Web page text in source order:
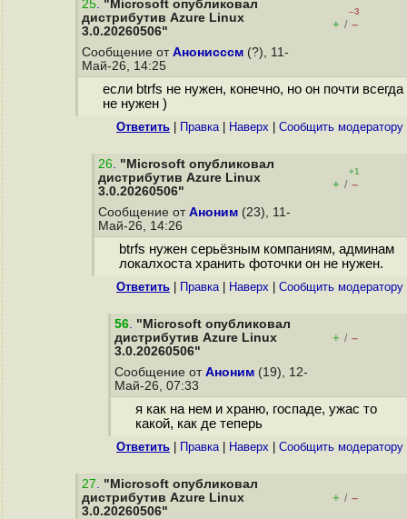
25. "Microsoft опубликовал
дистрибутив Azure Linux
3.0.20260506"
–3
+ / –
Сообщение от Анонисссм (?), 11-
Май-26, 14:25
если btrfs не нужен, конечно, но он почти всегда
не нужен )
Ответить Правка| Наверх Cообщить модератору
26. "Microsoft опубликовал
дистрибутив Azure Linux
3.0.20260506"
+1
+ / –
Сообщение от Аноним (23), 11-
Май-26, 14:26
btrfs нужен серьёзным компаниям, админам
локалхоста хранить фоточки он не нужен.
Ответить Правка| Наверх Cообщить модератору
56. "Microsoft опубликовал
дистрибутив Azure Linux
3.0.20260506"
+ / –
Сообщение от Аноним (19), 12-
Май-26, 07:33
я как на нем и храню, госпаде, ужас то
какой, как де теперь
Ответить Правка| Наверх Cообщить модератору
27. "Microsoft опубликовал
дистрибутив Azure Linux
3.0.20260506"
+ / –